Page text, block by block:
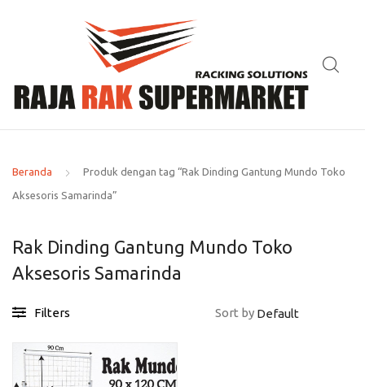
Beranda Produk dengan tag “Rak Dinding Gantung Mundo Toko
Aksesoris Samarinda”
Rak Dinding Gantung Mundo Toko
Aksesoris Samarinda
Filters Sort by